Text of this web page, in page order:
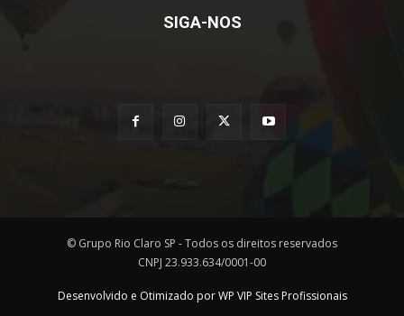
SIGA-NOS
© Grupo Rio Claro SP - Todos os direitos reservados
CNPJ 23.933.634/0001-00
Desenvolvido e Otimizado por WP VIP Sites Profissionais